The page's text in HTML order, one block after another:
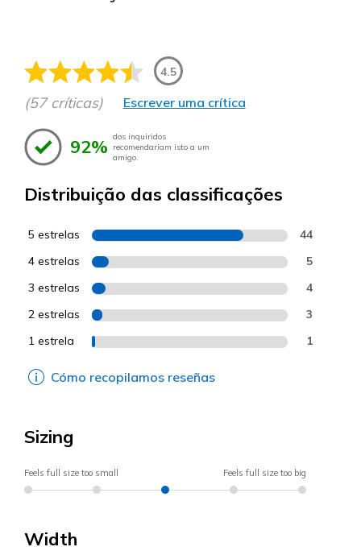
4.5
(57 críticas) Escrever uma crítica
92% dos inquiridos
recomendariam isto a um
amigo.
Distribuição das classificações
5 estrelas 44
4 estrelas 5
3 estrelas 4
2 estrelas 3
1 estrela 1
Cómo recopilamos reseñas
Sizing
Feels full size too small Feels full size too big
Width